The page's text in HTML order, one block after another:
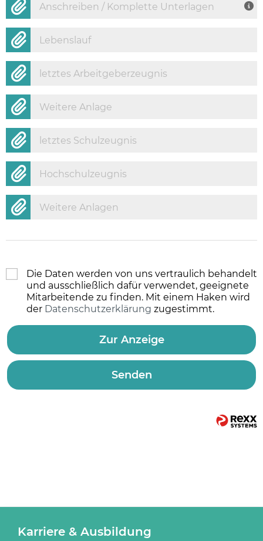
Anschreiben / Komplette Unterlagen
Lebenslauf
letztes Arbeitgeberzeugnis
Weitere Anlage
letztes Schulzeugnis
Hochschulzeugnis
Weitere Anlagen
Die Daten werden von uns vertraulich behandelt
und ausschließlich dafür verwendet, geeignete
Mitarbeitende zu finden. Mit einem Haken wird
der Datenschutzerklärung zugestimmt.
Zur Anzeige
Senden
Karriere & Ausbildung